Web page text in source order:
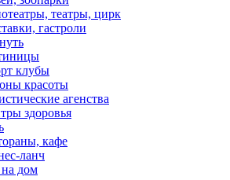
театры, цирк
гастроли
клубы
красоты
агенства
здоровья
кафе
ланч
дом